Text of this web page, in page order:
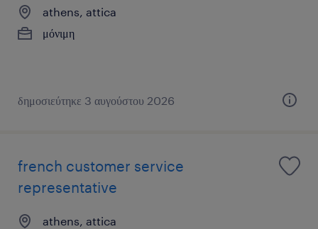
athens, attica
μόνιμη
δημοσιεύτηκε 3 αυγούστου 2026
french customer service
representative
athens, attica